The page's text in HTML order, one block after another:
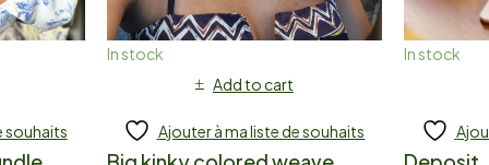
souhaits
In stock
Add to cart
Ajouter à ma liste de souhaits
In stock